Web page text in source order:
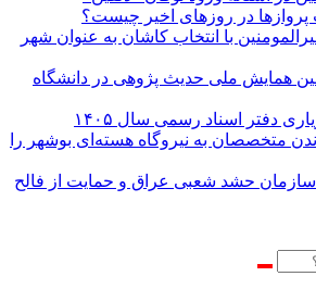
پروازها در روزهای اخیر چیست؟
با انتخاب کاشان به عنوان شهر
همایش ملی حدیث پژوهی در دانشگاه
دفتر اسناد رسمی سال ۱۴۰۵
متخصصان به نیروگاه هسته‌ای بوشهر را
سازمان حشد شعبی عراق و حمایت از فالح